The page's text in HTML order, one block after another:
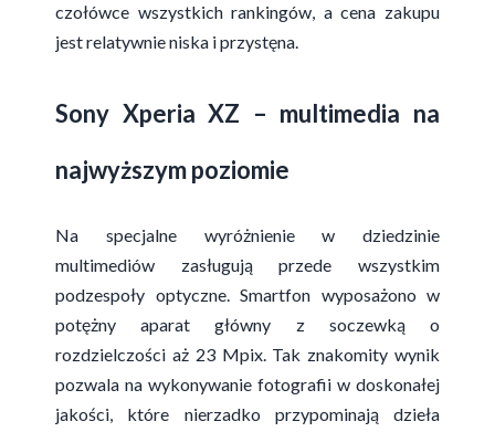
czołówce wszystkich rankingów, a cena zakupu
jest relatywnie niska i przystęna.
Sony Xperia XZ – multimedia na
najwyższym poziomie
Na specjalne wyróżnienie w dziedzinie
multimediów zasługują przede wszystkim
podzespoły optyczne. Smartfon wyposażono w
potężny aparat główny z soczewką o
rozdzielczości aż 23 Mpix. Tak znakomity wynik
pozwala na wykonywanie fotografii w doskonałej
jakości, które nierzadko przypominają dzieła